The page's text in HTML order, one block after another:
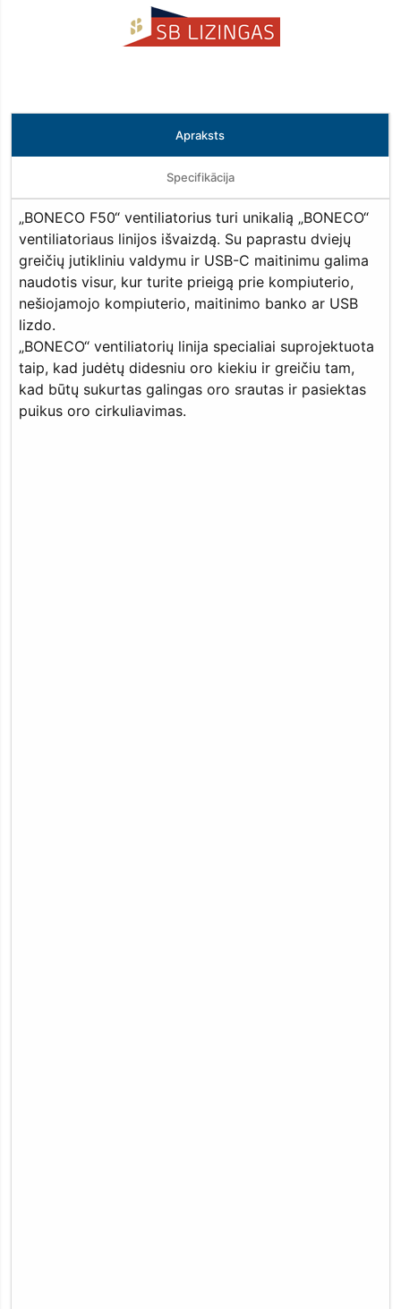
Apraksts
Specifikācija
„BONECO F50“ ventiliatorius turi unikalią „BONECO“
ventiliatoriaus linijos išvaizdą. Su paprastu dviejų
greičių jutikliniu valdymu ir USB-C maitinimu galima
naudotis visur, kur turite prieigą prie kompiuterio,
nešiojamojo kompiuterio, maitinimo banko ar USB
lizdo.
„BONECO“ ventiliatorių linija specialiai suprojektuota
taip, kad judėtų didesniu oro kiekiu ir greičiu tam,
kad būtų sukurtas galingas oro srautas ir pasiektas
puikus oro cirkuliavimas.